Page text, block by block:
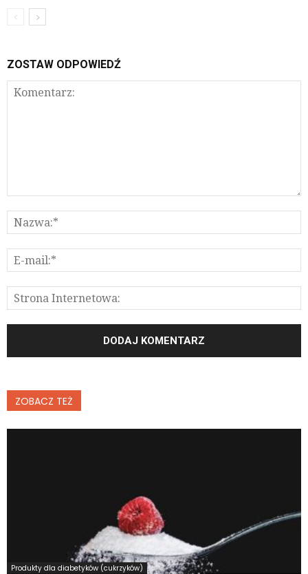
ZOSTAW ODPOWIEDŹ
ZOBACZ TEŻ
Produkty dla diabetyków (cukrzyków)